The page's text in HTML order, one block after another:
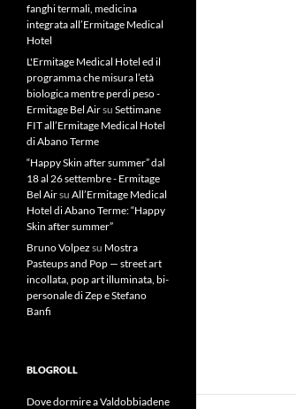
fanghi termali, medicina
integrata all’Ermitage Medical
Hotel
L'Ermitage Medical Hotel ed il
programma che misura l’età
biologica mentre perdi peso -
Ermitage Bel Airsu Settimane
FIT all’Ermitage Medical Hotel
di Abano Terme
“Happy Skin after summer” dal
18 al 26 settembre - Ermitage
Bel Airsu All’Ermitage Medical
Hotel di Abano Terme: “Happy
Skin after summer”
Bruno Volpez su Mostra
Pasteups and Pop — street art
incollata, pop art illuminata, bi-
personale di Zep e Stefano
Banfi
BLOGROLL
Dove dormire a Valdobbiadene